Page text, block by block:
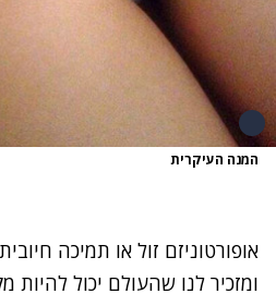
המנה העיקרית
אופורטוניזם זול או תמיכה
ומזכיר לנו שהעולם יכול להיות